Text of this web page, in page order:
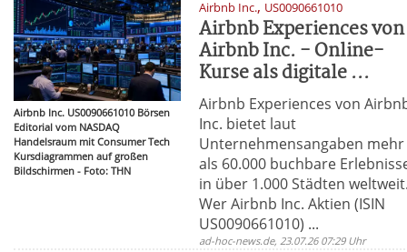
Airbnb Inc. US0090661010 Börsen
Editorial vom NASDAQ
Handelsraum mit Consumer Tech
Kursdiagrammen auf großen
Bildschirmen - Foto: THN
Airbnb Inc., US0090661010
Airbnb Experiences von
Airbnb Inc. - Online-
Kurse als digitale ...
Airbnb Experiences von
Inc. bietet laut
Unternehmensangaben mehr
als 60.000 buchbare
in über 1.000 Städten weltweit.
Wer Airbnb Inc. Aktien (ISIN
US0090661010) ...
ad-hoc-news.de, 23.07.26 07:29 Uhr